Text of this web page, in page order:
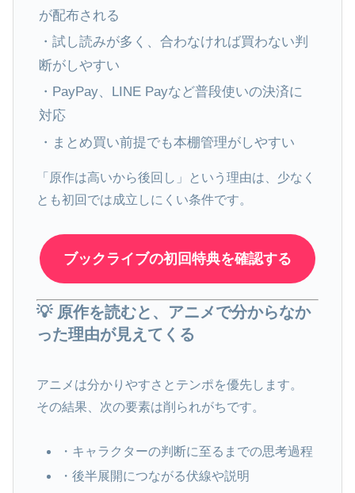
が配布される
・試し読みが多く、合わなければ買わない判
断がしやすい
・PayPay、LINE Payなど普段使いの決済に
対応
・まとめ買い前提でも本棚管理がしやすい
「原作は高いから後回し」という理由は、少なく
とも初回では成立しにくい条件です。
ブックライブの初回特典を確認する
💡 原作を読むと、アニメで分からなか
った理由が見えてくる
アニメは分かりやすさとテンポを優先します。
その結果、次の要素は削られがちです。
・キャラクターの判断に至るまでの思考過程
・後半展開につながる伏線や説明